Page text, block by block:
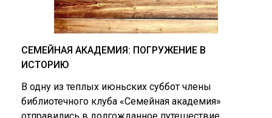
СЕМЕЙНАЯ АКАДЕМИЯ: ПОГРУЖЕНИЕ В
ИСТОРИЮ
В одну из теплых июньских суббот члены
библиотечного клуба «Семейная академия»